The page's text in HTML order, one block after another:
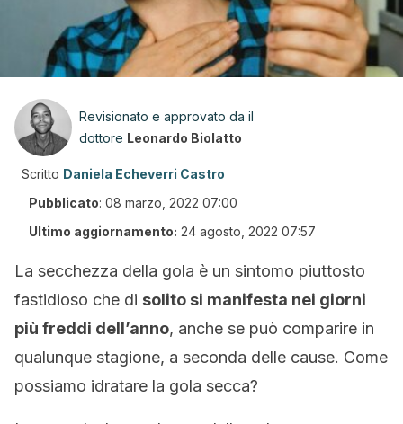
Revisionato e approvato da il
dottore Leonardo Biolatto
Scritto Daniela Echeverri Castro
Pubblicato: 08 marzo, 2022 07:00
Ultimo aggiornamento: 24 agosto, 2022 07:57
La secchezza della gola è un sintomo piuttosto
fastidioso che di solito si manifesta nei giorni
più freddi dell’anno, anche se può comparire in
qualunque stagione, a seconda delle cause. Come
possiamo idratare la gola secca?